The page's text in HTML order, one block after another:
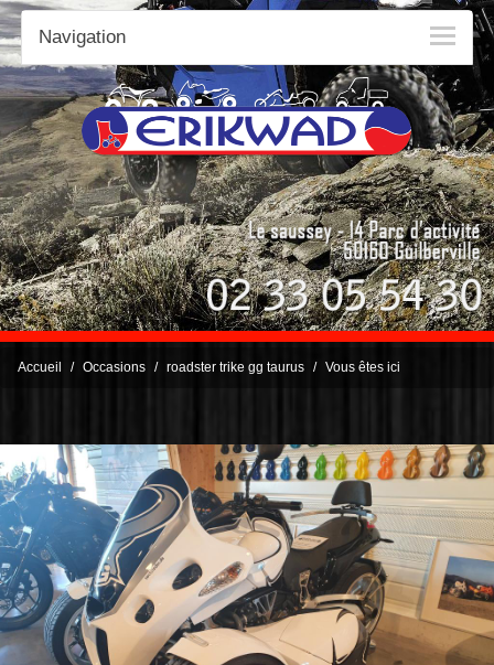
Navigation
Accueil Occasions roadster trike gg taurus Vous êtes ici